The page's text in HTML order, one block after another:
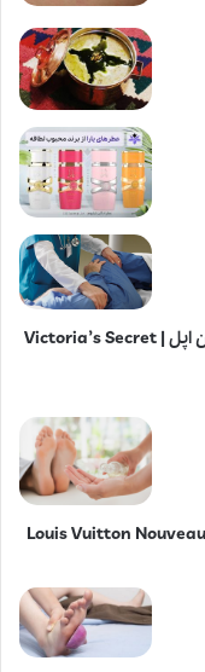
بادی اسپلش ویکتوریا سکرت اسکوئیز آف پاین اپل | Victoria’s Secret